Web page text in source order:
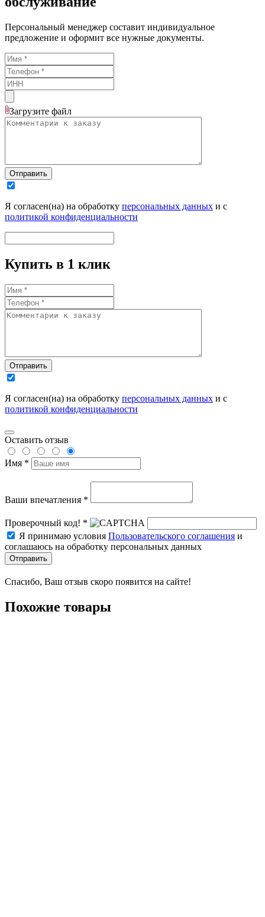
Персональный менеджер составит индивидуальное
предложение и оформит все нужные документы.
Загрузите файл
Отправить
Я согласен(на) на обработку персональных данных и с
политикой конфиденциальности
Купить в 1 клик
Отправить
Я согласен(на) на обработку персональных данных и с
политикой конфиденциальности
Оставить отзыв
Имя *
Ваши впечатления *
Проверочный код! *
Я принимаю условия Пользовательского соглашения и
соглашаюсь на обработку персональных данных
Отправить
Спасибо, Ваш отзыв скоро появится на сайте!
Похожие товары